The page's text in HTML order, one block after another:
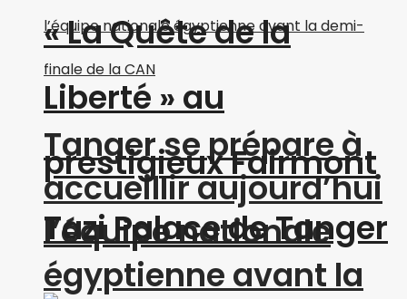
Tanger se prépare à
accueillir aujourd’hui
l’équipe nationale
égyptienne avant la
« La Quête de la
Liberté » au
prestigieux Fairmont
Tazi Palace de Tanger